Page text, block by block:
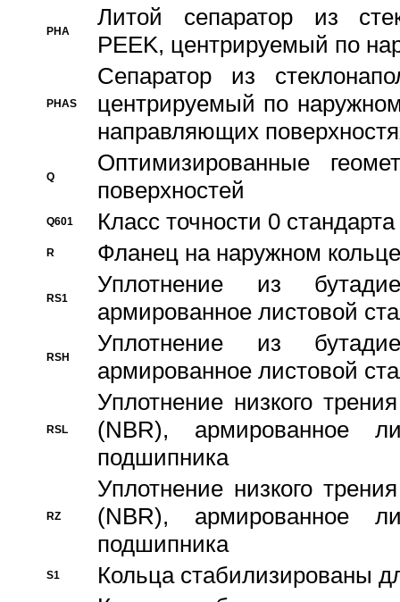
PHA
Литой сепаратор из
PEEK, центрируемый по
PHAS
Сепаратор из
центрируемый по
направляющих
Q
Оптимизированные
поверхностей
Q601 Класс точности 0
R Фланец на наружном кольце
RS1
Уплотнение из
армированное листовой
RSH
Уплотнение из
армированное листовой
RSL
Уплотнение низкого
(NBR), армированное
подшипника
RZ
Уплотнение низкого
(NBR), армированное
подшипника
S1 Кольца стабилизированы